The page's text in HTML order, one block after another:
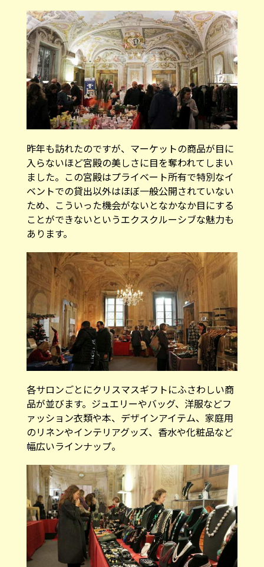
昨年も訪れたのですが、マーケットの商品が目に
入らないほど宮殿の美しさに目を奪われてしまい
ました。この宮殿はプライベート所有で特別なイ
ベントでの貸出以外はほぼ一般公開されていない
ため、こういった機会がないとなかなか目にする
ことができないというエクスクルーシブな魅力も
あります。
各サロンごとにクリスマスギフトにふさわしい商
品が並びます。ジュエリーやバッグ、洋服などフ
ァッション衣類や本、デザインアイテム、家庭用
のリネンやインテリアグッズ、香水や化粧品など
幅広いラインナップ。